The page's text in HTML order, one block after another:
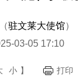
驻文莱大使馆
03-05 17:10
小 】 打印